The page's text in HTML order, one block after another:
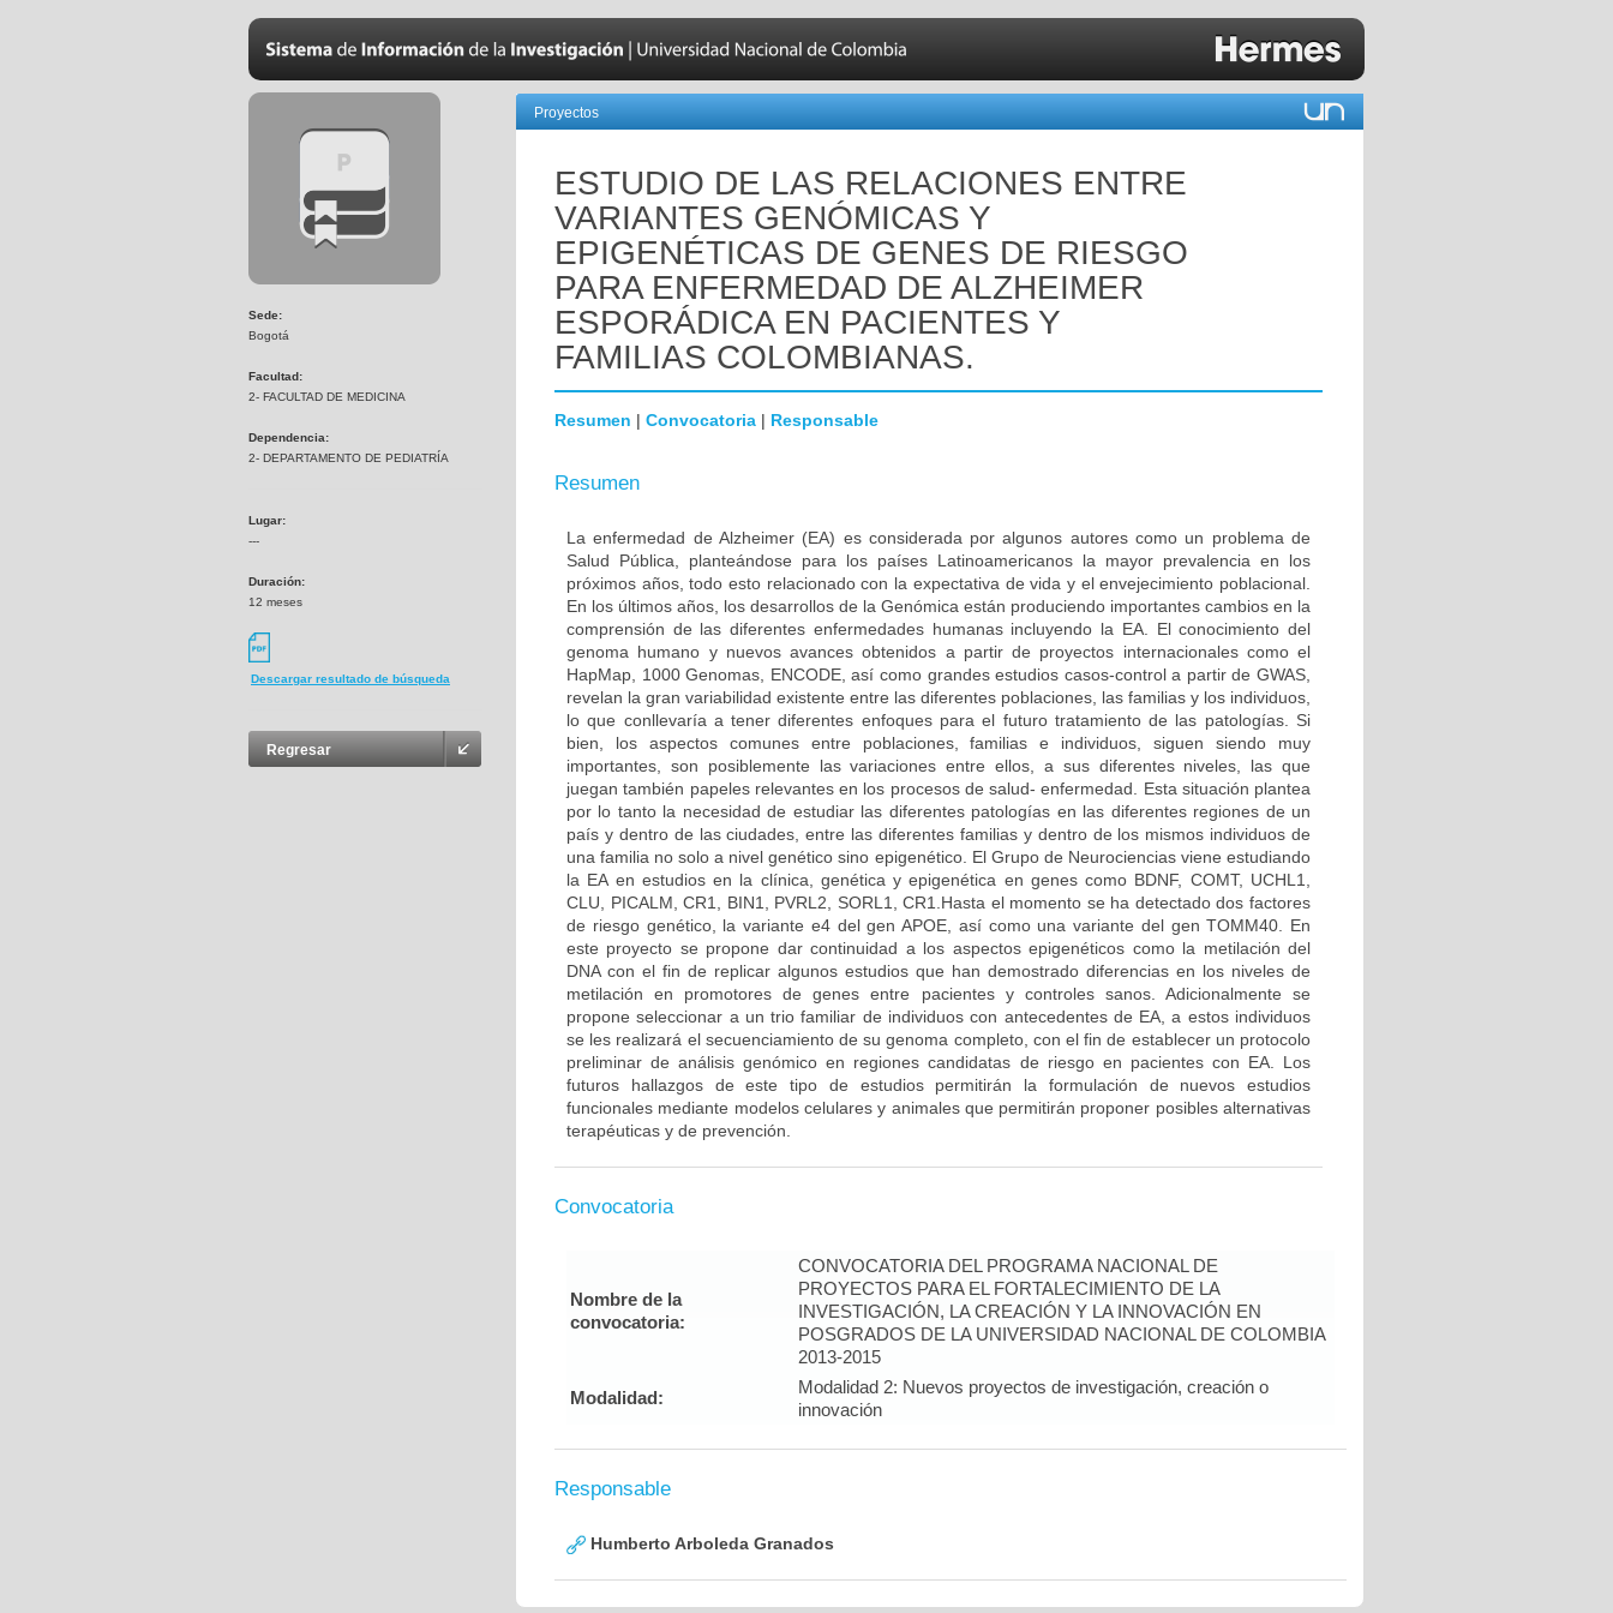
Sede:
Bogotá
Facultad:
2- FACULTAD DE MEDICINA
Dependencia:
2- DEPARTAMENTO DE PEDIATRÍA
Lugar:
---
Duración:
12 meses
Descargar resultado de búsqueda
Regresar
Proyectos
ESTUDIO DE LAS RELACIONES ENTRE
VARIANTES GENÓMICAS Y
EPIGENÉTICAS DE GENES DE RIESGO
PARA ENFERMEDAD DE ALZHEIMER
ESPORÁDICA EN PACIENTES Y
FAMILIAS COLOMBIANAS.
Resumen | Convocatoria | Responsable
Resumen
La enfermedad de Alzheimer (EA) es considerada por algunos autores como un problema de
Salud Pública, planteándose para los países Latinoamericanos la mayor prevalencia en los
próximos años, todo esto relacionado con la expectativa de vida y el envejecimiento poblacional.
En los últimos años, los desarrollos de la Genómica están produciendo importantes cambios en la
comprensión de las diferentes enfermedades humanas incluyendo la EA. El conocimiento del
genoma humano y nuevos avances obtenidos a partir de proyectos internacionales como el
HapMap, 1000 Genomas, ENCODE, así como grandes estudios casos-control a partir de GWAS,
revelan la gran variabilidad existente entre las diferentes poblaciones, las familias y los individuos,
lo que conllevaría a tener diferentes enfoques para el futuro tratamiento de las patologías. Si
bien, los aspectos comunes entre poblaciones, familias e individuos, siguen siendo muy
importantes, son posiblemente las variaciones entre ellos, a sus diferentes niveles, las que
juegan también papeles relevantes en los procesos de salud- enfermedad. Esta situación plantea
por lo tanto la necesidad de estudiar las diferentes patologías en las diferentes regiones de un
país y dentro de las ciudades, entre las diferentes familias y dentro de los mismos individuos de
una familia no solo a nivel genético sino epigenético. El Grupo de Neurociencias viene estudiando
la EA en estudios en la clínica, genética y epigenética en genes como BDNF, COMT, UCHL1,
CLU, PICALM, CR1, BIN1, PVRL2, SORL1, CR1.Hasta el momento se ha detectado dos factores
de riesgo genético, la variante e4 del gen APOE, así como una variante del gen TOMM40. En
este proyecto se propone dar continuidad a los aspectos epigenéticos como la metilación del
DNA con el fin de replicar algunos estudios que han demostrado diferencias en los niveles de
metilación en promotores de genes entre pacientes y controles sanos. Adicionalmente se
propone seleccionar a un trio familiar de individuos con antecedentes de EA, a estos individuos
se les realizará el secuenciamiento de su genoma completo, con el fin de establecer un protocolo
preliminar de análisis genómico en regiones candidatas de riesgo en pacientes con EA. Los
futuros hallazgos de este tipo de estudios permitirán la formulación de nuevos estudios
funcionales mediante modelos celulares y animales que permitirán proponer posibles alternativas
terapéuticas y de prevención.
Convocatoria
Nombre de la
convocatoria:
CONVOCATORIA DEL PROGRAMA NACIONAL DE
PROYECTOS PARA EL FORTALECIMIENTO DE LA
INVESTIGACIÓN, LA CREACIÓN Y LA INNOVACIÓN EN
POSGRADOS DE LA UNIVERSIDAD NACIONAL DE COLOMBIA
2013-2015
Modalidad:
Modalidad 2: Nuevos proyectos de investigación, creación o
innovación
Responsable
Humberto Arboleda Granados